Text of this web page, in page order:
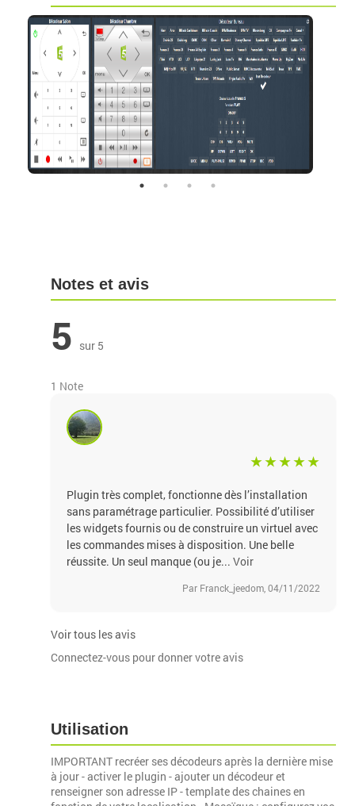
Notes et avis
5 sur 5
1 Note
Plugin très complet, fonctionne dès l’installation
sans paramétrage particulier. Possibilité d’utiliser
les widgets fournis ou de construire un virtuel avec
les commandes mises à disposition. Une belle
réussite. Un seul manque (ou je...Voir
Par Franck_jeedom, 04/11/2022
Voir tous les avis
Connectez-vous pour donner votre avis
Utilisation
IMPORTANT recréer ses décodeurs après la dernière mise
à jour - activer le plugin - ajouter un décodeur et
renseigner son adresse IP - template des chaines en